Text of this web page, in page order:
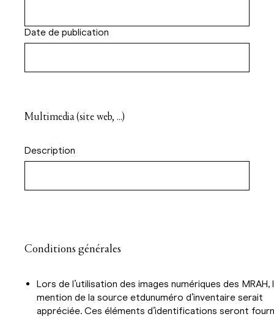
Date de publication
Multimedia (site web, ...)
Description
Conditions générales
Lors de l’utilisation des images numériques des MRAH,
mention de la source etdunuméro d’inventaire serait
appréciée. Ces éléments d’identifications seront